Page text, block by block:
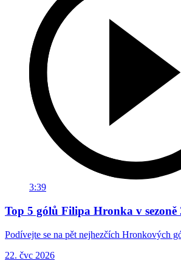
3:39
Top 5 gólů Filipa Hronka v sezoně
Podívejte se na pět nejhezčích Hronkových
22. čvc 2026